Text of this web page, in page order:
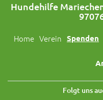
Hundehilfe
Home Verein Spenden
Folgt uns